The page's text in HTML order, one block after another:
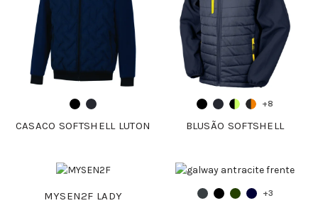
CASACO SOFTSHELL LUTON
+8
BLUSÃO SOFTSHELL
MYSEN2F LADY +3